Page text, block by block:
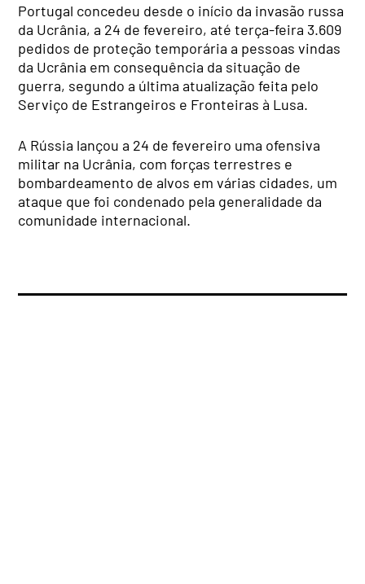
Portugal concedeu desde o início da invasão russa
da Ucrânia, a 24 de fevereiro, até terça-feira 3.609
pedidos de proteção temporária a pessoas vindas
da Ucrânia em consequência da situação de
guerra, segundo a última atualização feita pelo
Serviço de Estrangeiros e Fronteiras à Lusa.
A Rússia lançou a 24 de fevereiro uma ofensiva
militar na Ucrânia, com forças terrestres e
bombardeamento de alvos em várias cidades, um
ataque que foi condenado pela generalidade da
comunidade internacional.